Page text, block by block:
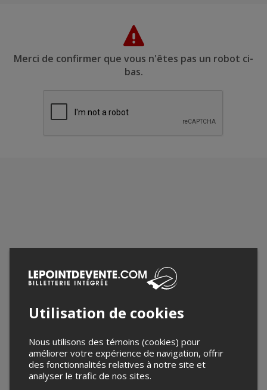
Merci de confirmer que vous n'êtes pas un robot ci-
bas.
Utilisation de cookies
Nous utilisons des témoins (cookies) pour
améliorer votre expérience de navigation, offrir
des fonctionnalités relatives à notre site et
analyser le trafic de nos sites.